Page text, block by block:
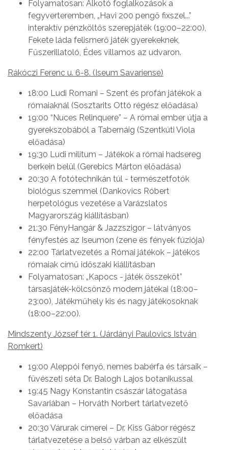
Folyamatosan: Alkotó foglalkozások a
fegyverteremben, „Havi 200 pengő fixszel...”
interaktív pénzköltős szerepjáték (19:00–22:00),
Fekete láda felismerő játék gyerekeknek,
Fűszerillatoló, Édes villamos az udvaron.
Rákóczi Ferenc u. 6-8. (Iseum Savariense)
18:00 Ludi Romani – Szent és profán játékok a
rómaiaknál (Sosztarits Ottó régész előadása)
19:00 “Nuces Relinquere” – A római ember útja a
gyerekszobából a Tabernáig (Szentkúti Viola
előadása)
19:30 Ludi militum – Játékok a római hadsereg
berkein belül (Gerebics Márton előadása)
20:30 A fotótechnikán túl - természetfotók
biológus szemmel (Dankovics Róbert
herpetológus vezetése a Varázslatos
Magyarország kiállításban)
21:30 FényHangár & Jazzszigor – látványos
fényfestés az Iseumon (zene és fények fúziója)
22:00 Tárlatvezetés a Római játékok – játékos
rómaiak című időszaki kiállításban
Folyamatosan: „Kapocs - játék összeköt”
társasjáték-kölcsönző modern játékai (18:00–
23:00), Játékműhely kis és nagy játékosoknak
(18:00–22:00).
Mindszenty József tér 1. (Járdányi Paulovics István
Romkert)
19:00 Aleppói fenyő, nemes babérfa és társaik –
füvészeti séta Dr. Balogh Lajos botanikussal
19:45 Nagy Konstantin császár látogatása
Savariában – Horváth Norbert tárlatvezető
előadása
20:30 Várurak címerei – Dr. Kiss Gábor régész
tárlatvezetése a belső várban az elkészült